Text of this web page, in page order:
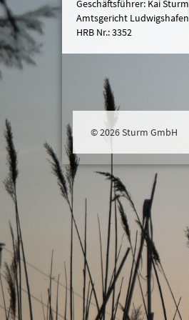
Geschäftsführer: Kai Sturm
Amtsgericht Ludwigshafen
HRB Nr.: 3352
© 2026 Sturm GmbH